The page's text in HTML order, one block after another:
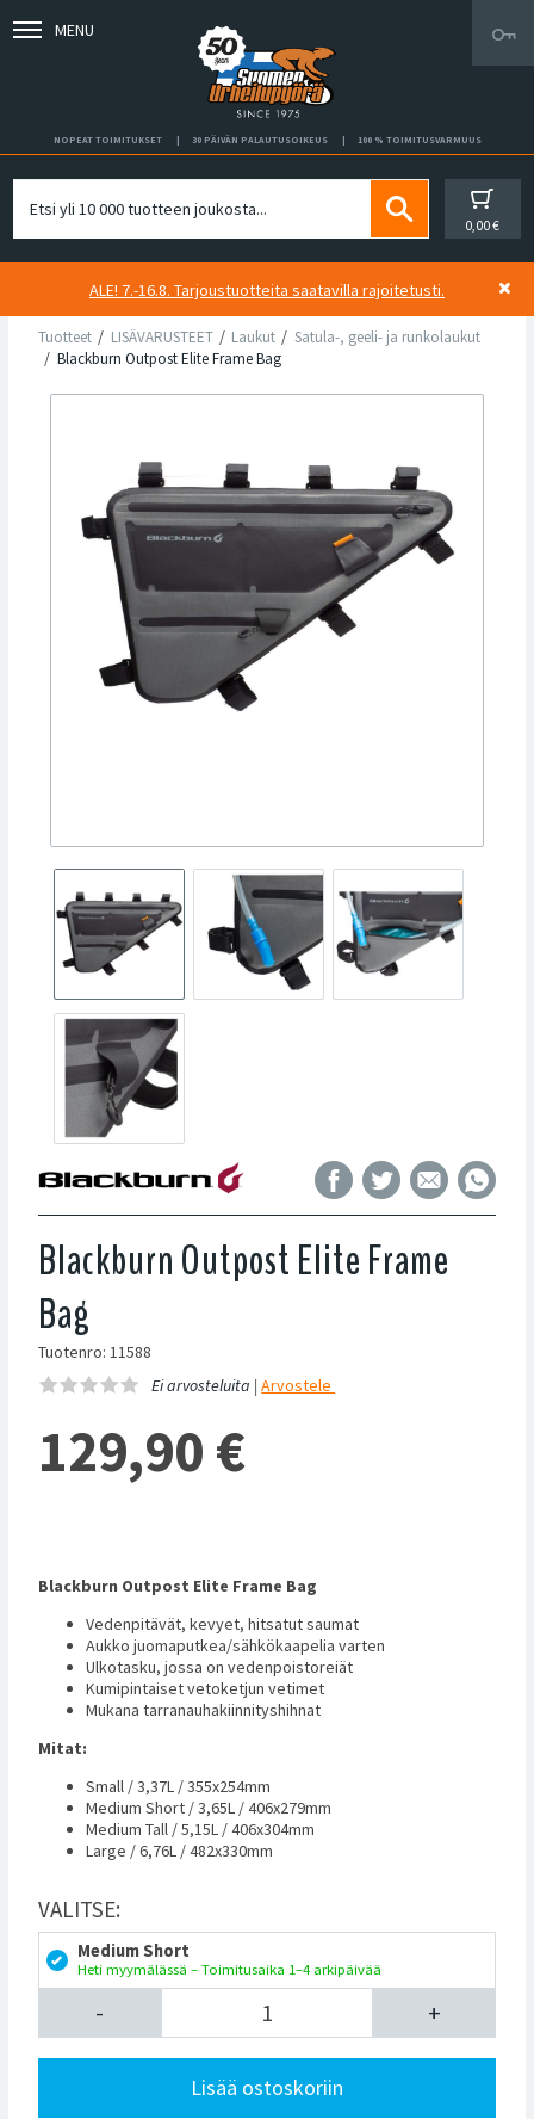
MENU
NOPEAT TOIMITUKSET 30 PÄIVÄN PALAUTUSOIKEUS 100 % TOIMITUSVARMUUS
0,00 €
ALE! 7.-16.8. Tarjoustuotteita saatavilla rajoitetusti.
Tuotteet LISÄVARUSTEET Laukut
Satula-, geeli- ja runkolaukut
Blackburn Outpost Elite Frame Bag
Blackburn Outpost Elite Frame
Bag
Tuotenro: 11588
Ei arvosteluita |Arvostele
129,90 €
Blackburn Outpost Elite Frame Bag
Vedenpitävät, kevyet, hitsatut saumat
Aukko juomaputkea/sähkökaapelia varten
Ulkotasku, jossa on vedenpoistoreiät
Kumipintaiset vetoketjun vetimet
Mukana tarranauhakiinnityshihnat
Mitat:
Small / 3,37L / 355x254mm
Medium Short / 3,65L / 406x279mm
Medium Tall / 5,15L / 406x304mm
Large / 6,76L / 482x330mm
VALITSE:
Medium Short
Heti myymälässä – Toimitusaika 1–4 arkipäivää
- +
Lisää ostoskoriin